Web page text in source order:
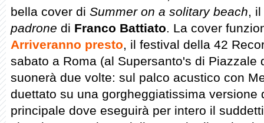
bella cover di Summer on a solitary beach,
padrone di Franco Battiato. La cover
Arriveranno presto, il festival della 42
sabato a Roma (al Supersanto's di Piazzale
suonerà due volte: sul palco acustico con
duettato su una gorgheggiatissima versione
principale dove eseguirà per intero il